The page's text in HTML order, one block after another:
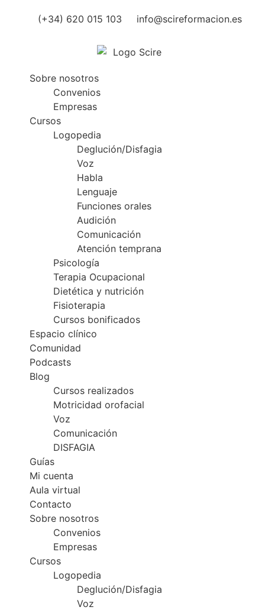
(+34) 620 015 103 info@scireformacion.es
Sobre nosotros
Convenios
Empresas
Cursos
Logopedia
Deglución/Disfagia
Voz
Habla
Lenguaje
Funciones orales
Audición
Comunicación
Atención temprana
Psicología
Terapia Ocupacional
Dietética y nutrición
Fisioterapia
Cursos bonificados
Espacio clínico
Comunidad
Podcasts
Blog
Cursos realizados
Motricidad orofacial
Voz
Comunicación
DISFAGIA
Guías
Mi cuenta
Aula virtual
Contacto
Sobre nosotros
Convenios
Empresas
Cursos
Logopedia
Deglución/Disfagia
Voz